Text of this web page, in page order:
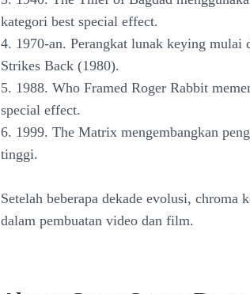
kategori best special effect.
4. 1970-an. Perangkat lunak keying
Strikes Back (1980).
5. 1988. Who Framed Roger Rabbit
special effect.
6. 1999. The Matrix mengembangkan
tinggi.
Setelah beberapa dekade evolusi, chroma
dalam pembuatan video dan film.